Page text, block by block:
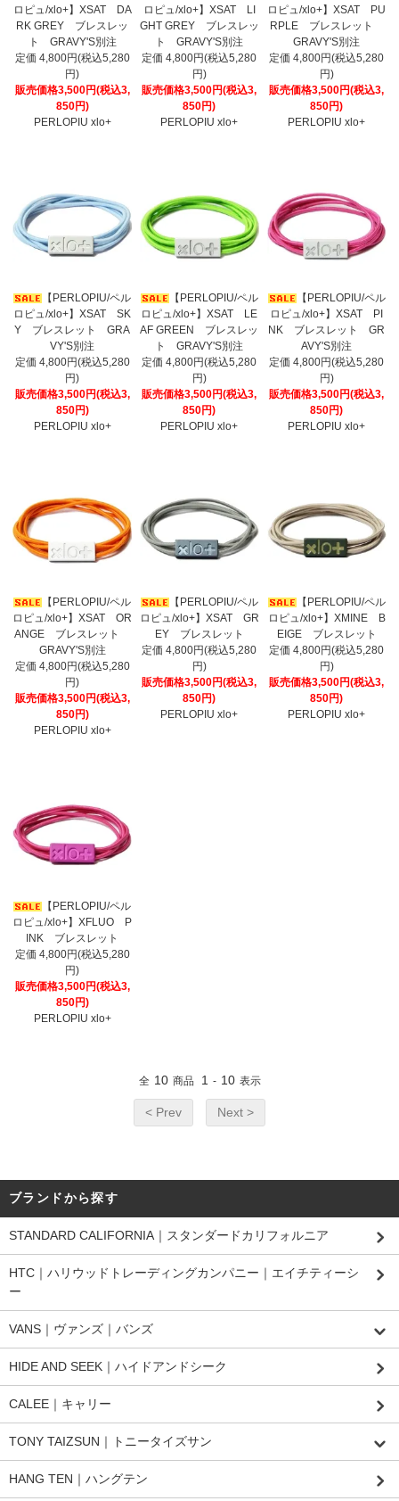
ロピュ/xlo+】XSAT DA
RK GREY ブレスレッ
ト GRAVY'S別注
定価 4,800円(税込5,280
円)
販売価格3,500円(税込3,
850円)
PERLOPIU xlo+
ロピュ/xlo+】XSAT LI
GHT GREY ブレスレッ
ト GRAVY'S別注
定価 4,800円(税込5,280
円)
販売価格3,500円(税込3,
850円)
PERLOPIU xlo+
ロピュ/xlo+】XSAT PU
RPLE ブレスレット
GRAVY'S別注
定価 4,800円(税込5,280
円)
販売価格3,500円(税込3,
850円)
PERLOPIU xlo+
【PERLOPIU/ペル
ロピュ/xlo+】XSAT SK
Y ブレスレット GRA
VY'S別注
定価 4,800円(税込5,280
円)
販売価格3,500円(税込3,
850円)
PERLOPIU xlo+
【PERLOPIU/ペル
ロピュ/xlo+】XSAT LE
AF GREEN ブレスレッ
ト GRAVY'S別注
定価 4,800円(税込5,280
円)
販売価格3,500円(税込3,
850円)
PERLOPIU xlo+
【PERLOPIU/ペル
ロピュ/xlo+】XSAT PI
NK ブレスレット GR
AVY'S別注
定価 4,800円(税込5,280
円)
販売価格3,500円(税込3,
850円)
PERLOPIU xlo+
【PERLOPIU/ペル
ロピュ/xlo+】XSAT OR
ANGE ブレスレット
GRAVY'S別注
定価 4,800円(税込5,280
円)
販売価格3,500円(税込3,
850円)
PERLOPIU xlo+
【PERLOPIU/ペル
ロピュ/xlo+】XSAT GR
EY ブレスレット
定価 4,800円(税込5,280
円)
販売価格3,500円(税込3,
850円)
PERLOPIU xlo+
【PERLOPIU/ペル
ロピュ/xlo+】XMINE B
EIGE ブレスレット
定価 4,800円(税込5,280
円)
販売価格3,500円(税込3,
850円)
PERLOPIU xlo+
【PERLOPIU/ペル
ロピュ/xlo+】XFLUO P
INK ブレスレット
定価 4,800円(税込5,280
円)
販売価格3,500円(税込3,
850円)
PERLOPIU xlo+
全 10 商品 1 - 10 表示
< Prev Next >
ブランドから探す
STANDARD CALIFORNIA｜スタンダードカリフォルニア
HTC｜ハリウッドトレーディングカンパニー｜エイチティーシ
ー
VANS｜ヴァンズ｜バンズ
HIDE AND SEEK｜ハイドアンドシーク
CALEE｜キャリー
TONY TAIZSUN｜トニータイズサン
HANG TEN｜ハングテン